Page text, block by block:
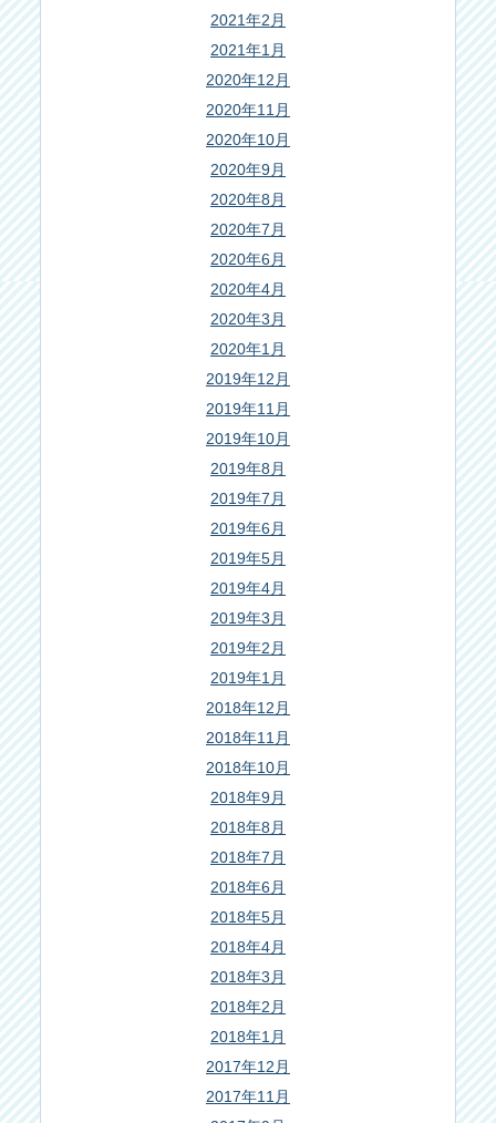
2021年2月
2021年1月
2020年12月
2020年11月
2020年10月
2020年9月
2020年8月
2020年7月
2020年6月
2020年4月
2020年3月
2020年1月
2019年12月
2019年11月
2019年10月
2019年8月
2019年7月
2019年6月
2019年5月
2019年4月
2019年3月
2019年2月
2019年1月
2018年12月
2018年11月
2018年10月
2018年9月
2018年8月
2018年7月
2018年6月
2018年5月
2018年4月
2018年3月
2018年2月
2018年1月
2017年12月
2017年11月